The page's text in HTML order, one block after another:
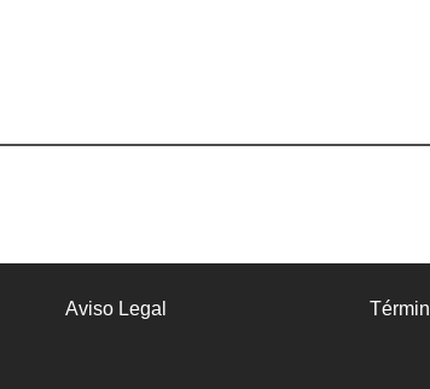
Aviso Legal